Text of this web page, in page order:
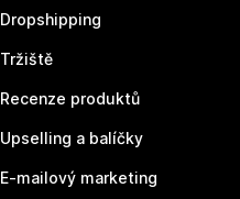
Dropshipping
Tržiště
Recenze produktů
Upselling a balíčky
E-mailový marketing